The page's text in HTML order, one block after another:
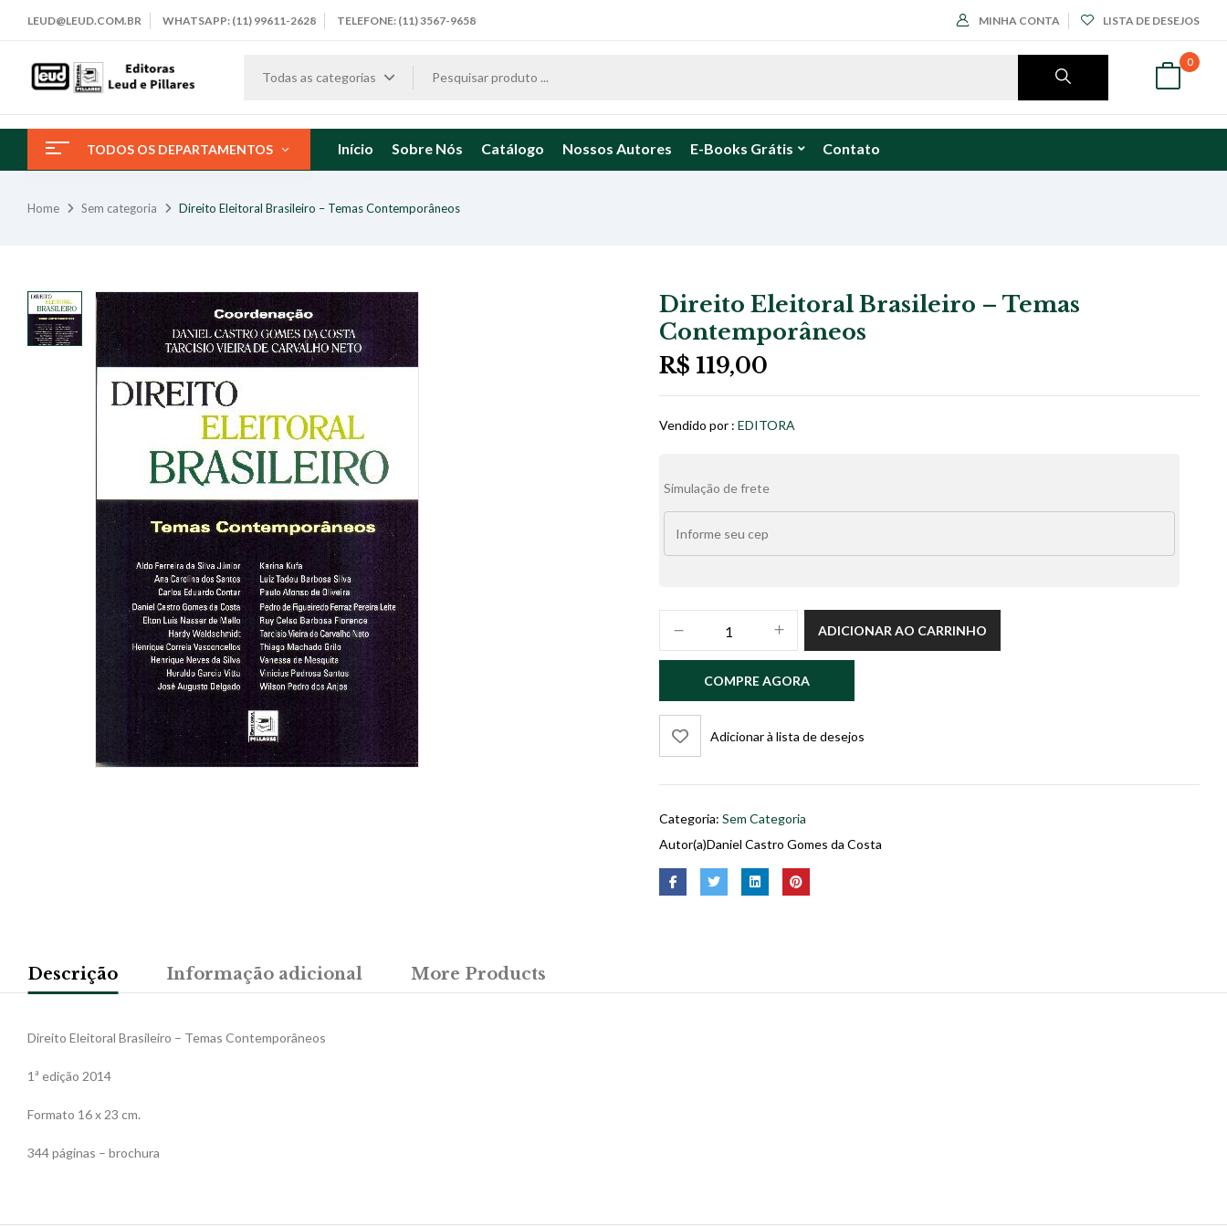
LEUD@LEUD.COM.BR WHATSAPP: (11) 99611-2628 TELEFONE: (11) 3567-9658 MINHA CONTA LISTA DE DESEJOS
Todas as categorias
0
TODOS OS DEPARTAMENTOS Início Sobre Nós Catálogo Nossos Autores E-Books Grátis Contato
Home Sem categoria Direito Eleitoral Brasileiro – Temas Contemporâneos
Direito Eleitoral Brasileiro – Temas
Contemporâneos
R$ 119,00
Vendido por : EDITORA
Simulação de frete
Brasileiro
Temas
Contemporâneos
quantidade
ADICIONAR AO CARRINHO
COMPRE AGORA
Adicionar à lista de desejos
Categoria: Sem Categoria
Autor(a)Daniel Castro Gomes da Costa
Descrição Informação adicional More Products
Direito Eleitoral Brasileiro – Temas Contemporâneos
1ª edição 2014
Formato 16 x 23 cm.
344 páginas – brochura